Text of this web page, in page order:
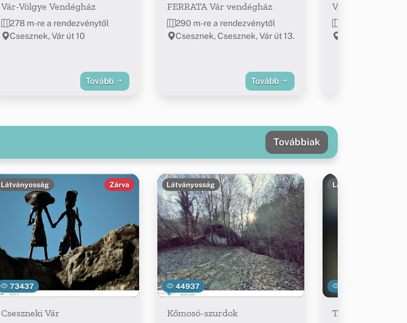
Vár-Völgye Vendégház
278 m-re a rendezvénytől
Csesznek, Vár út 10
Tovább
FERRATA Vár vendégház
290 m-re a rendezvénytől
Csesznek, Csesznek, Vár út 13.
Tovább
Várkapitány-Lak
Továbbiak
73437
Látványosság Zárva
Cseszneki Vár
44937
Látványosság
Kőmosó-szurdok
Látványosság
Tarack-hegy